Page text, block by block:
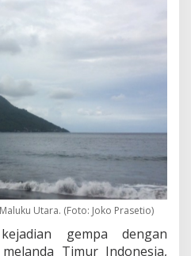
Utara. (Foto: Joko Prasetio)
gempa dengan
Timur Indonesia,